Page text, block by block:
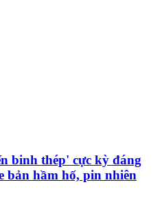
binh thép' cực kỳ đáng
bản hầm hố, pin nhiên